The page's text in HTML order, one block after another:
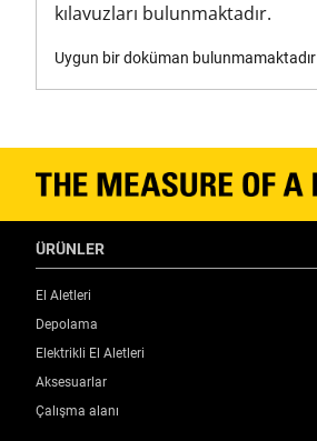
kılavuzları bulunmaktadır.
Uygun bir doküman bulunmamaktadır
ÜRÜNLER
El Aletleri
Depolama
Elektrikli El Aletleri
Aksesuarlar
Çalışma alanı